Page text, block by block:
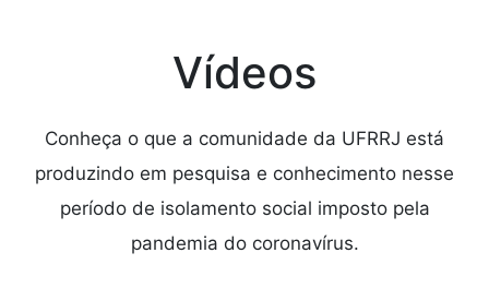
Vídeos
Conheça o que a comunidade da UFRRJ está
produzindo em pesquisa e conhecimento nesse
período de isolamento social imposto pela
pandemia do coronavírus.